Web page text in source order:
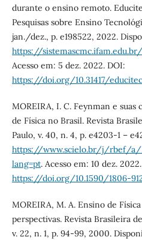
durante o ensino remoto.
Pesquisas sobre Ensino
jan./dez., p. e198522, 2022.
https://
Acesso em: 5 dez. 2022. DOI:
https://doi.org/10.31417/
MOREIRA, I. C. Feynman e
de Física no Brasil. Revista
Paulo, v. 40, n. 4, p. e4203-1 –
https://www.scielo.br/j/rbef/a/
lang=pt. Acesso em: 10 dez.
https://doi.org/10.1590/1806-
MOREIRA, M. A. Ensino de
perspectivas. Revista Brasileira
v. 22, n. 1, p. 94-99, 2000.